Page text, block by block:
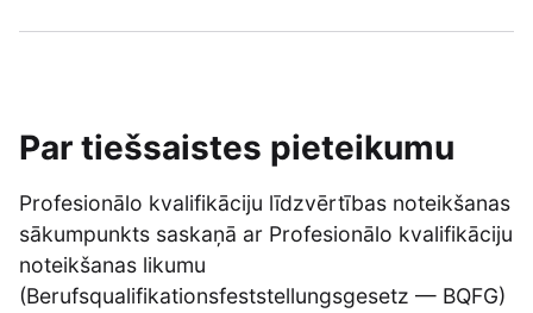
Par tiešsaistes pieteikumu
Profesionālo kvalifikāciju līdzvērtības noteikšanas
sākumpunkts saskaņā ar Profesionālo kvalifikāciju
noteikšanas likumu
(Berufsqualifikationsfeststellungsgesetz — BQFG)